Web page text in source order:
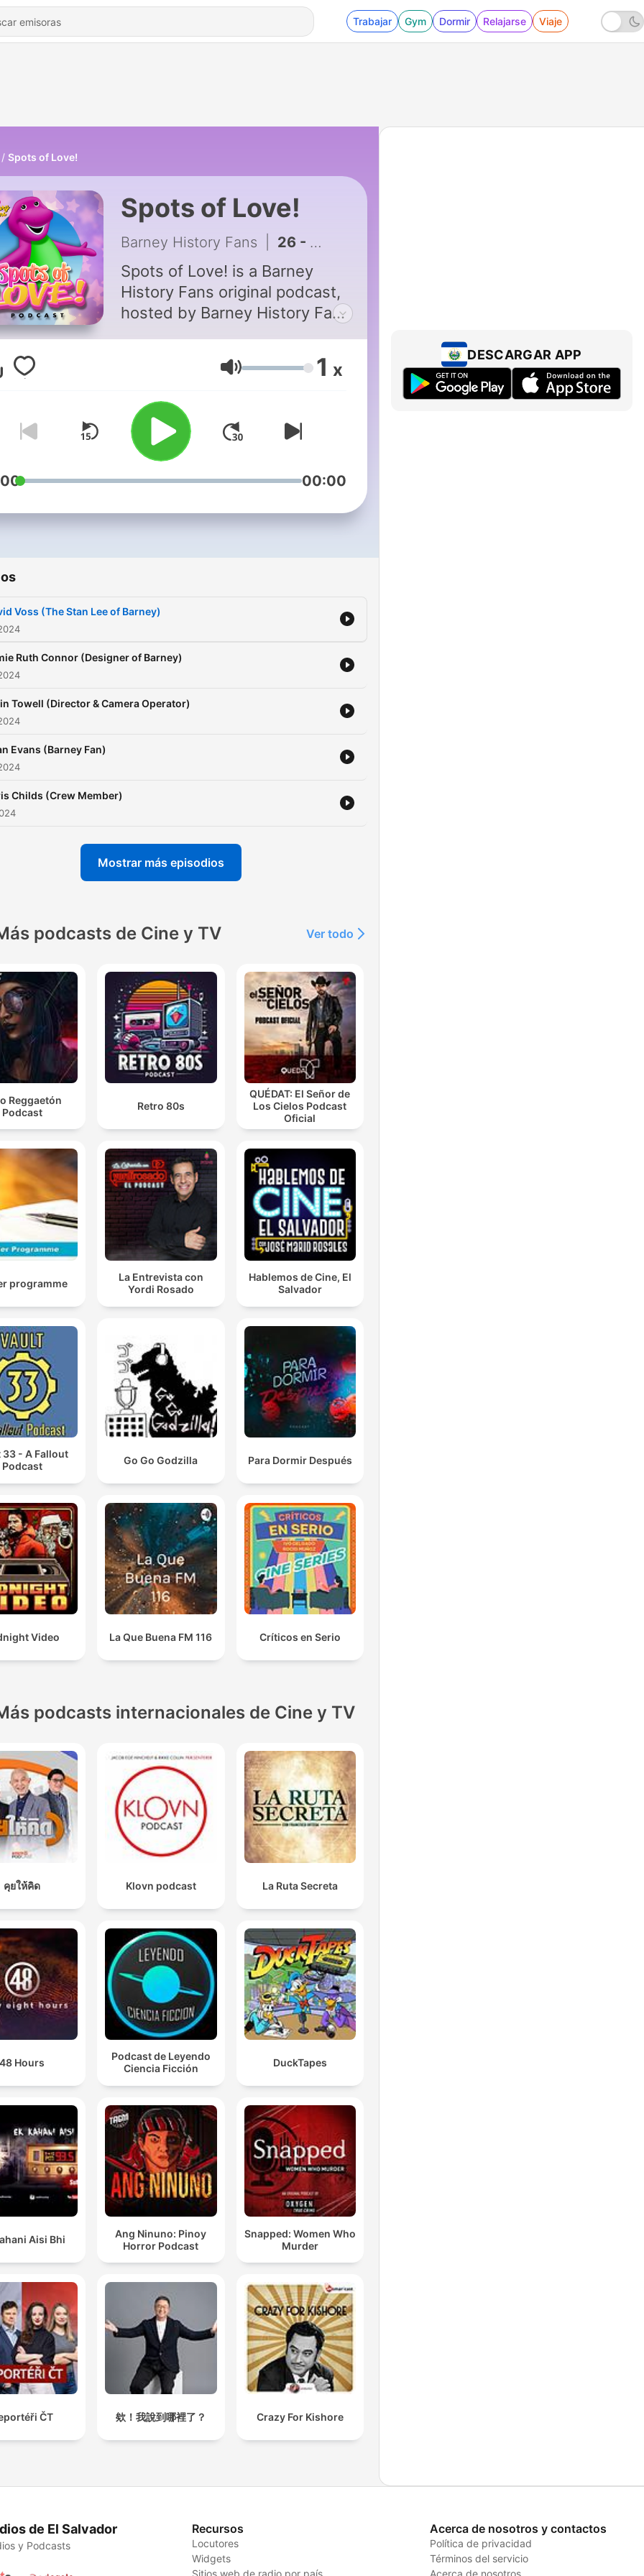
Trabajar Gym Dormir Relajarse Viaje
Spots of Love!
Spots of Love!
Barney History Fans 26 - David Voss (The Stan Lee of Barney)
Spots of Love! is a Barney
History Fans original podcast,
hosted by Barney History Fans
Kerron Stark. This podcast was
created to have meaningful
the online Barney community
who share their stories,
experiences, and the impact
Barney has had on their lives.
Fans on Facebook and the
like to engage with the
creator and host of, Mister K's
that draws inspiration from
Volumen 1 x
00:00
Voss (The Stan Lee of Barney)
Ruth Connor (Designer of Barney)
Towell (Director & Camera Operator)
Evans (Barney Fan)
Childs (Crew Member)
Mostrar más episodios
podcasts de Cine y TV Ver todo
Reggaetón
Podcast
Retro 80s
QUÉDAT: El Señor de
Los Cielos Podcast
Oficial
programme
La Entrevista con
Yordi Rosado
Hablemos de Cine, El
Salvador
33 - A Fallout
Podcast
Go Go Godzilla Para Dormir Después
Video La Que Buena FM 116 Críticos en Serio
podcasts internacionales de Cine y TV
คุยให้คิด Klovn podcast La Ruta Secreta
48 Hours
Podcast de Leyendo
Ciencia Ficción
DuckTapes
Aisi Bhi
Ang Ninuno: Pinoy
Horror Podcast
Snapped: Women Who
Murder
ČT 欸！我說到哪裡了？ Crazy For Kishore
DESCARGAR APP
de El Salvador
y Podcasts
Recursos
Locutores
Widgets
Sitios web de radio por país
Acerca de nosotros y contactos
Política de privacidad
Términos del servicio
Acerca de nosotros